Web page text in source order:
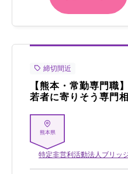
締切間近
【熊本・常勤専門職
若者に寄りそう専門
熊本県
特定非営利活動法人ブリッ